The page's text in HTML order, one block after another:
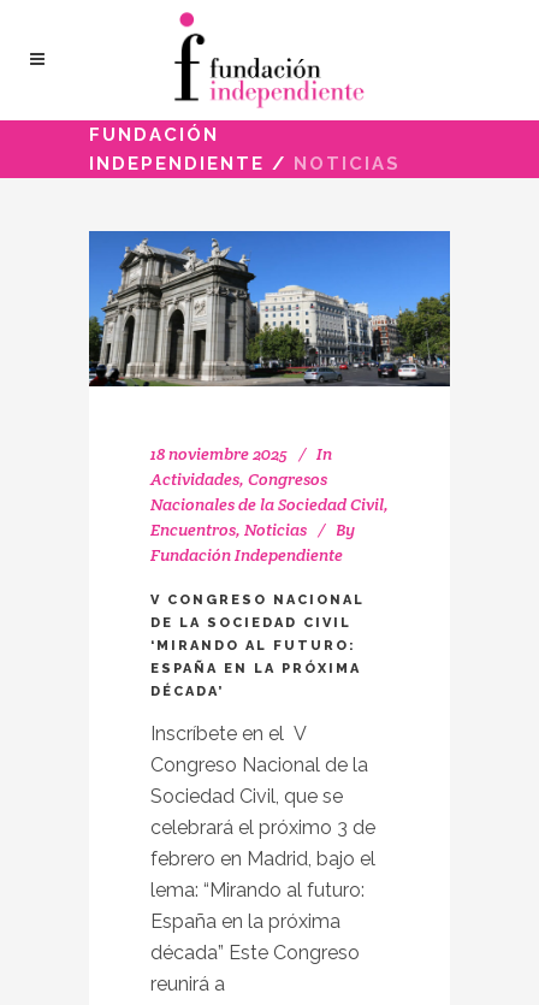
FUNDACIÓN
INDEPENDIENTE / NOTICIAS
18 noviembre 2025
In
Actividades, Congresos
Nacionales de la Sociedad Civil,
Encuentros, Noticias
By
Fundación Independiente
V CONGRESO NACIONAL
DE LA SOCIEDAD CIVIL
‘MIRANDO AL FUTURO:
ESPAÑA EN LA PRÓXIMA
DÉCADA’
Inscríbete en el V
Congreso Nacional de la
Sociedad Civil, que se
celebrará el próximo 3 de
febrero en Madrid, bajo el
lema: “Mirando al futuro:
España en la próxima
década” Este Congreso
reunirá a